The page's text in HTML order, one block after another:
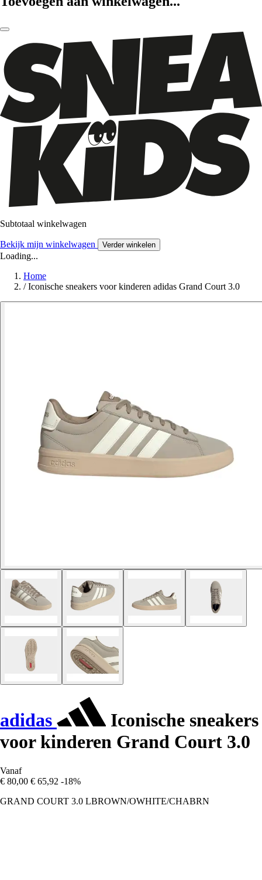
Subtotaal winkelwagen
Bekijk mijn winkelwagen Verder winkelen
Loading...
Home
/ Iconische sneakers voor kinderen adidas Grand Court 3.0
adidas
Iconische sneakers
voor kinderen Grand Court 3.0
Vanaf
€ 80,00 € 65,92 -18%
GRAND COURT 3.0 LBROWN/OWHITE/CHABRN